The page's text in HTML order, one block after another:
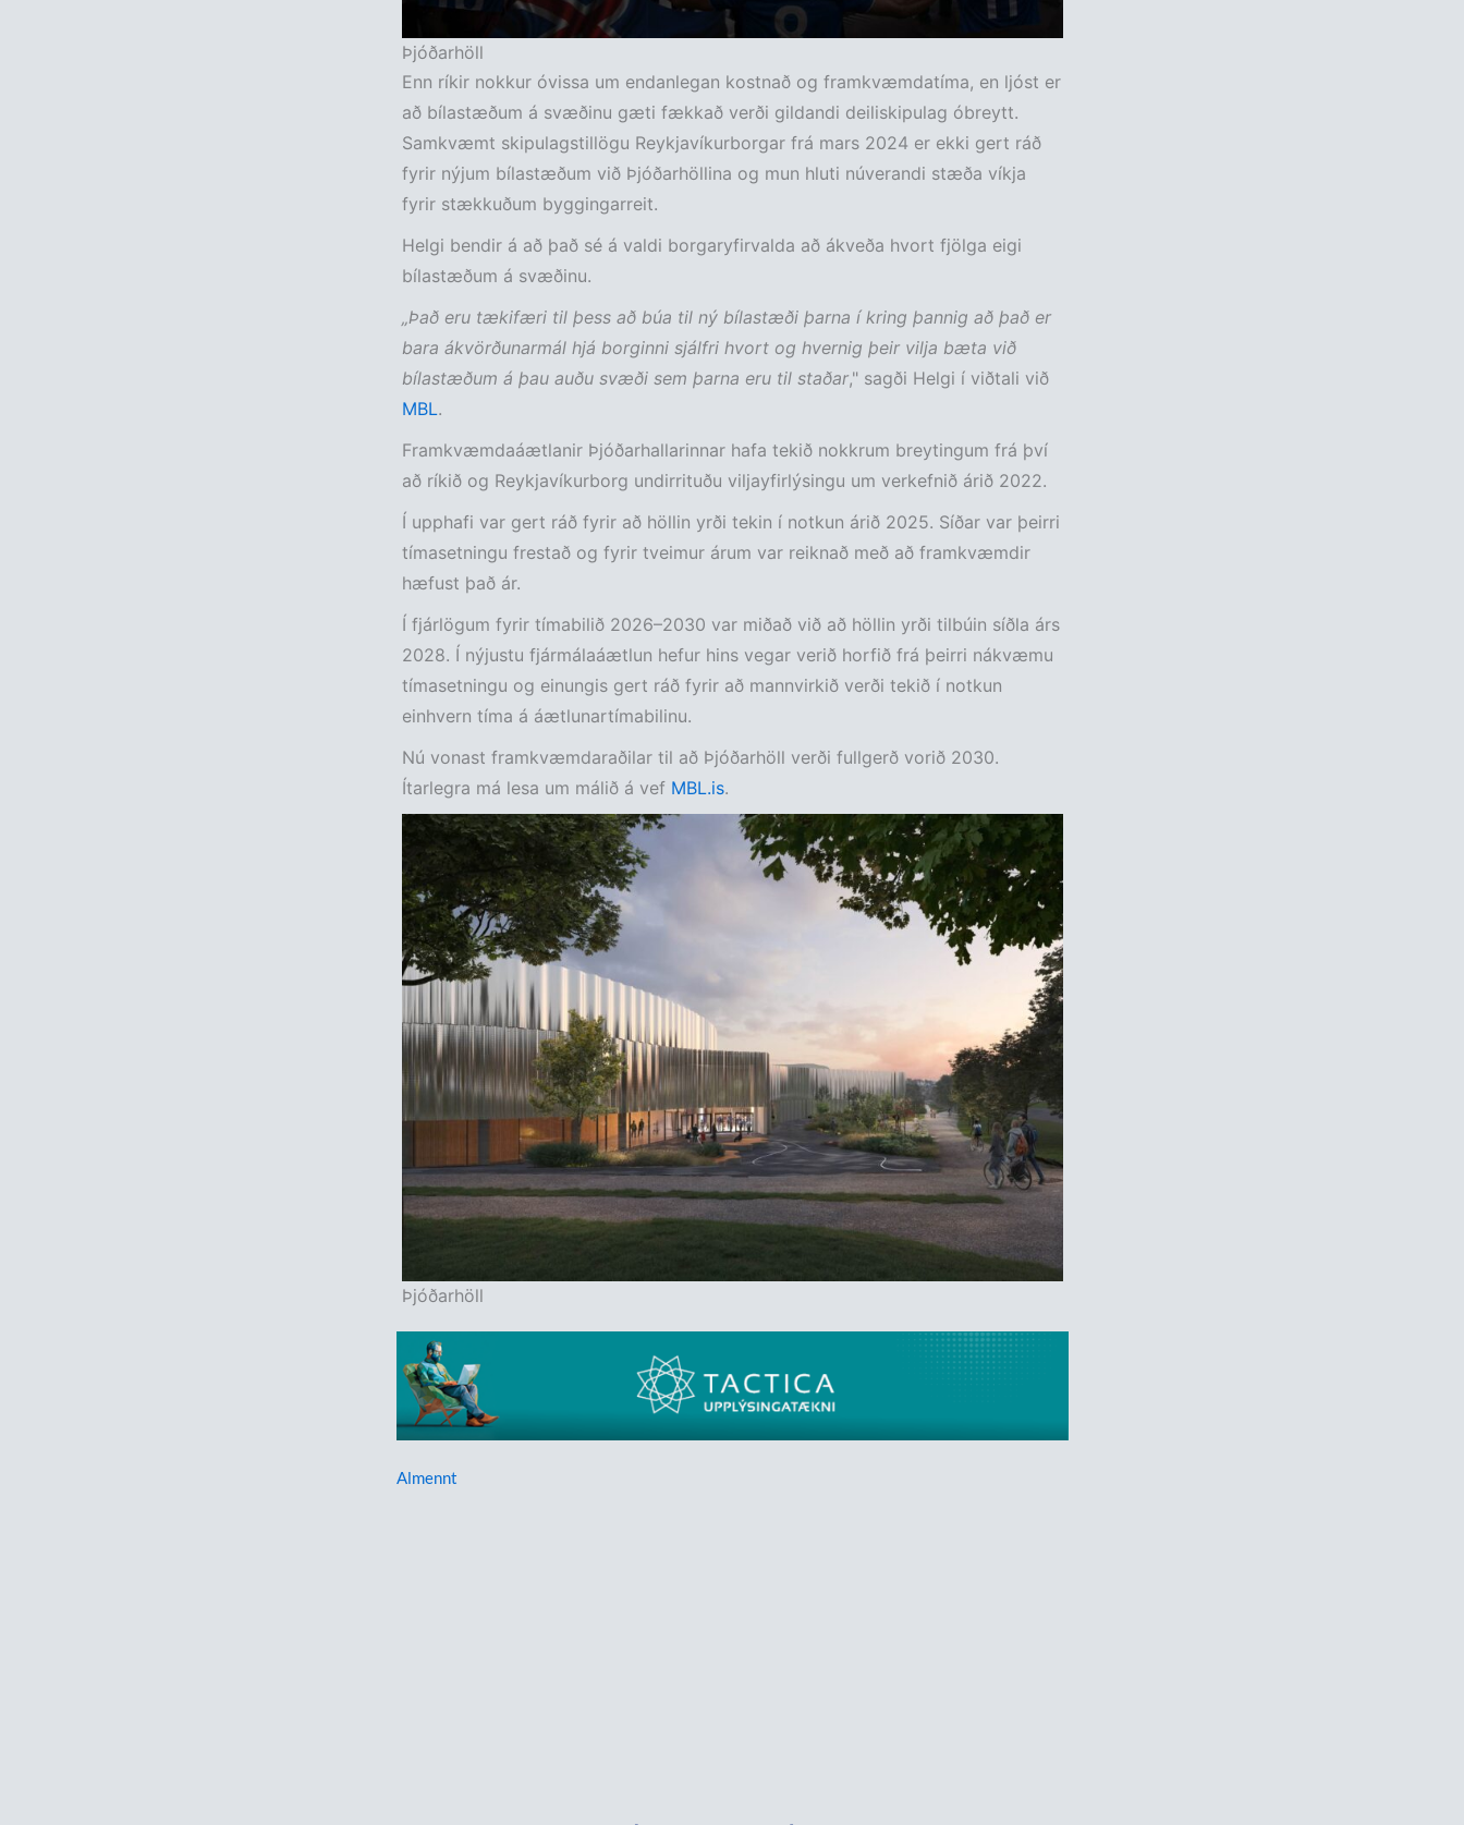
Þjóðarhöll
Enn ríkir nokkur óvissa um endanlegan kostnað og framkvæmdatíma, en ljóst er
að bílastæðum á svæðinu gæti fækkað verði gildandi deiliskipulag óbreytt.
Samkvæmt skipulagstillögu Reykjavíkurborgar frá mars 2024 er ekki gert ráð
fyrir nýjum bílastæðum við Þjóðarhöllina og mun hluti núverandi stæða víkja
fyrir stækkuðum byggingarreit.
Helgi bendir á að það sé á valdi borgaryfirvalda að ákveða hvort fjölga eigi
bílastæðum á svæðinu.
„Það eru tækifæri til þess að búa til ný bílastæði þarna í kring þannig að það er
bara ákvörðunarmál hjá borginni sjálfri hvort og hvernig þeir vilja bæta við
bílastæðum á þau auðu svæði sem þarna eru til staðar," sagði Helgi í viðtali við
MBL.
Framkvæmdaáætlanir Þjóðarhallarinnar hafa tekið nokkrum breytingum frá því
að ríkið og Reykjavíkurborg undirrituðu viljayfirlýsingu um verkefnið árið 2022.
Í upphafi var gert ráð fyrir að höllin yrði tekin í notkun árið 2025. Síðar var þeirri
tímasetningu frestað og fyrir tveimur árum var reiknað með að framkvæmdir
hæfust það ár.
Í fjárlögum fyrir tímabilið 2026–2030 var miðað við að höllin yrði tilbúin síðla árs
2028. Í nýjustu fjármálaáætlun hefur hins vegar verið horfið frá þeirri nákvæmu
tímasetningu og einungis gert ráð fyrir að mannvirkið verði tekið í notkun
einhvern tíma á áætlunartímabilinu.
Nú vonast framkvæmdaraðilar til að Þjóðarhöll verði fullgerð vorið 2030.
Ítarlegra má lesa um málið á vef MBL.is.
Þjóðarhöll
Almennt